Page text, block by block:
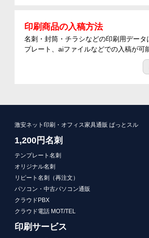
印刷商品の入稿方法
名刺・封筒・チラシなどの印刷用データ
プレート、aiファイルなどでの入稿が可
激安ネット印刷・オフィス家具通販 ぱっとスル
1,200円名刺
テンプレート名刺
オリジナル名刺
リピート名刺（再注文）
パソコン・中古パソコン通販
クラウドPBX
クラウド電話 MOT/TEL
印刷サービス